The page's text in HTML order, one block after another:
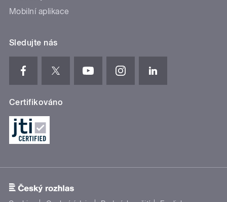
Mobilní aplikace
Sledujte nás
Certifikováno